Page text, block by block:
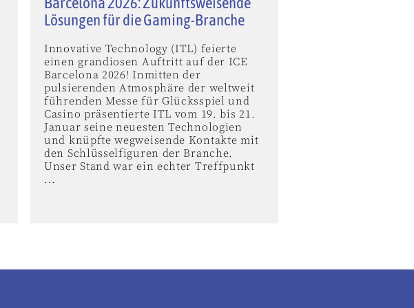
Lösungen für die Gaming-Branche
Innovative Technology (ITL) feierte
einen grandiosen Auftritt auf der ICE
Barcelona 2026! Inmitten der
pulsierenden Atmosphäre der weltweit
führenden Messe für Glücksspiel und
Casino präsentierte ITL vom 19. bis 21.
Januar seine neuesten Technologien
und knüpfte wegweisende Kontakte mit
den Schlüsselfiguren der Branche.
Unser Stand war ein echter Treffpunkt
...